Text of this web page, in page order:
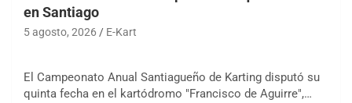
en Santiago
5 agosto, 2026 E-Kart
El Campeonato Anual Santiagueño de Karting disputó su
quinta fecha en el kartódromo "Francisco de Aguirre",…